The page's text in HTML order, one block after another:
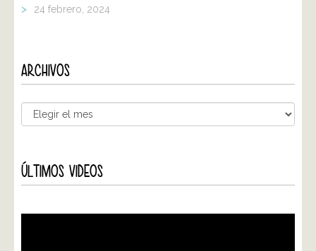
> 24 febrero, 2024
ARCHIVOS
ÚLTIMOS VIDEOS